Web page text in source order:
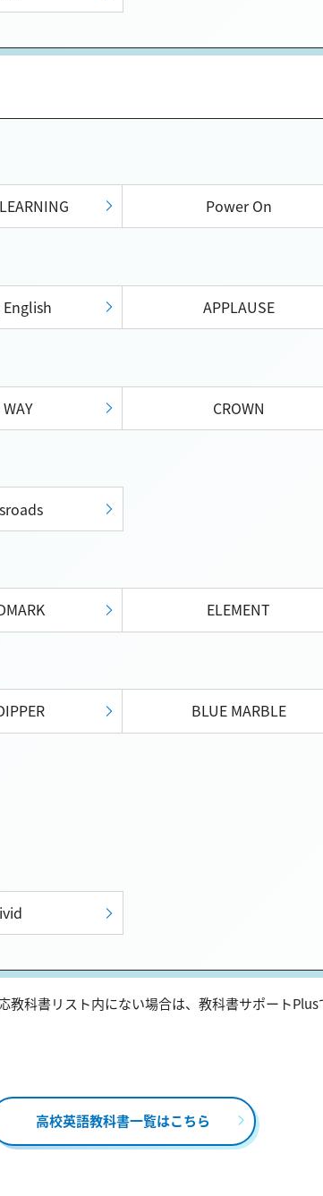
Power On
APPLAUSE
CROWN
ELEMENT
BLUE MARBLE
科書リスト内にない場合は、教科書サポート
高校英語教科書一覧はこちら